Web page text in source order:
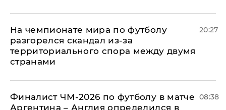
На чемпионате мира по футболу
разгорелся скандал из-за
территориального спора между двумя
странами
20:27
Финалист ЧМ-2026 по футболу в матче
Аргентина – Англия определился в
08:38